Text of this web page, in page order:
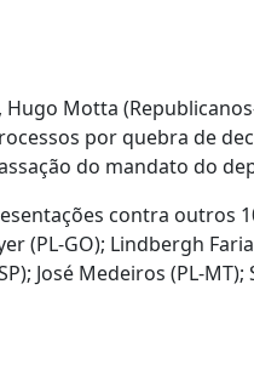
Motta
por quebra de
do mandato do
contra outros
(PL-GO); Lindbergh
José Medeiros (PL-